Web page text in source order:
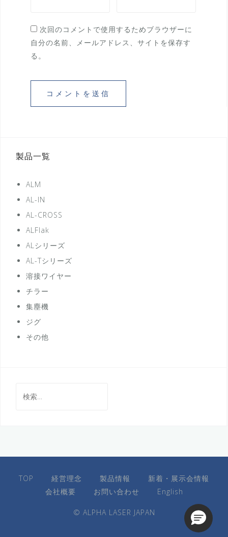
次回のコメントで使用するためブラウザーに
自分の名前、メールアドレス、サイトを保存す
る。
製品一覧
ALM
AL-IN
AL-CROSS
ALFlak
ALシリーズ
AL-Tシリーズ
溶接ワイヤー
チラー
集塵機
ジグ
その他
索:
TOP 経営理念 製品情報
新着・展示会情報
会社概要
お問い合わせ English
© ALPHA LASER JAPAN